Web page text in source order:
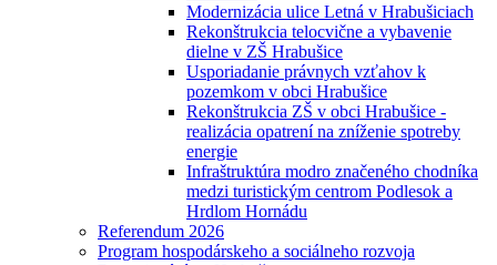
Modernizácia ulice Letná v Hrabušiciach
Rekonštrukcia telocvične a vybavenie
dielne v ZŠ Hrabušice
Usporiadanie právnych vzťahov k
pozemkom v obci Hrabušice
Rekonštrukcia ZŠ v obci Hrabušice -
realizácia opatrení na zníženie spotreby
energie
Infraštruktúra modro značeného chodníka
medzi turistickým centrom Podlesok a
Hrdlom Hornádu
Referendum 2026
Program hospodárskeho a sociálneho rozvoja